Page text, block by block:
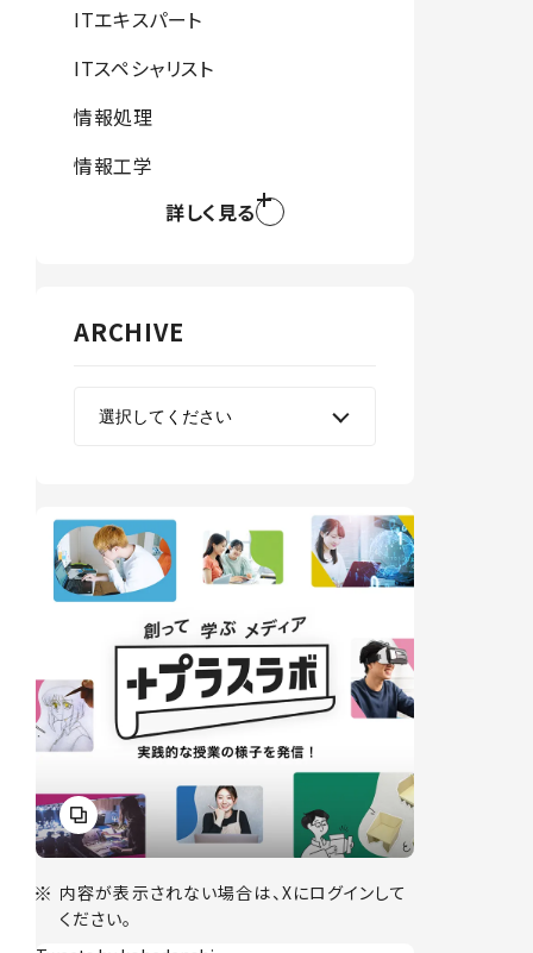
ITエキスパート
ITスペシャリスト
情報処理
情報工学
詳しく見る
ARCHIVE
内容が表示されない場合は、Xにログインして
ください。